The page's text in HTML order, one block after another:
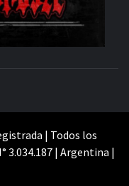
| Todos los
3.034.187 | Argentina |